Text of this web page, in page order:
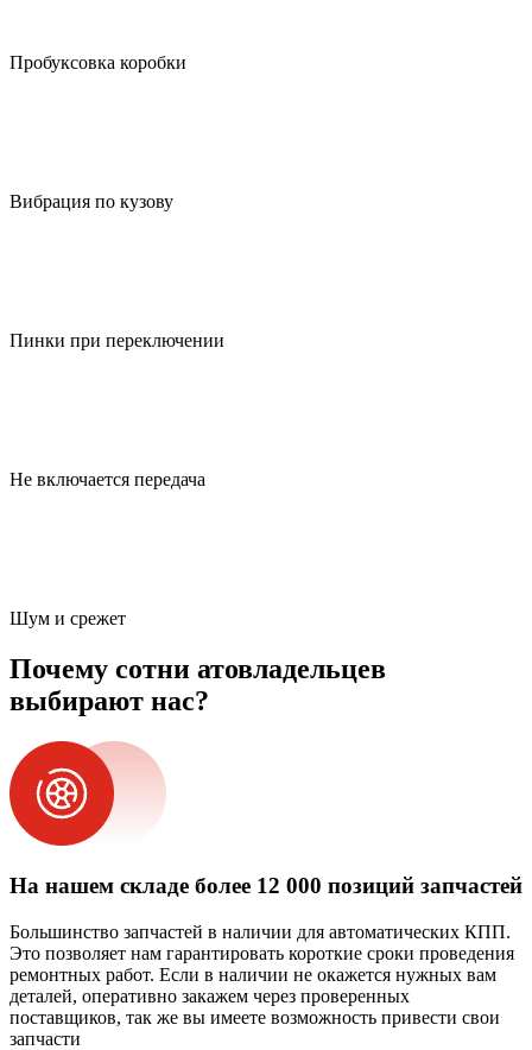
Пробуксовка коробки
Вибрация по кузову
Пинки при переключении
Не включается передача
Шум и срежет
Почему сотни атовладельцев
выбирают нас?
На нашем складе более 12 000 позиций запчастей
Большинство запчастей в наличии для автоматических КПП.
Это позволяет нам гарантировать короткие сроки проведения
ремонтных работ. Если в наличии не окажется нужных вам
деталей, оперативно закажем через проверенных
поставщиков, так же вы имеете возможность привести свои
запчасти